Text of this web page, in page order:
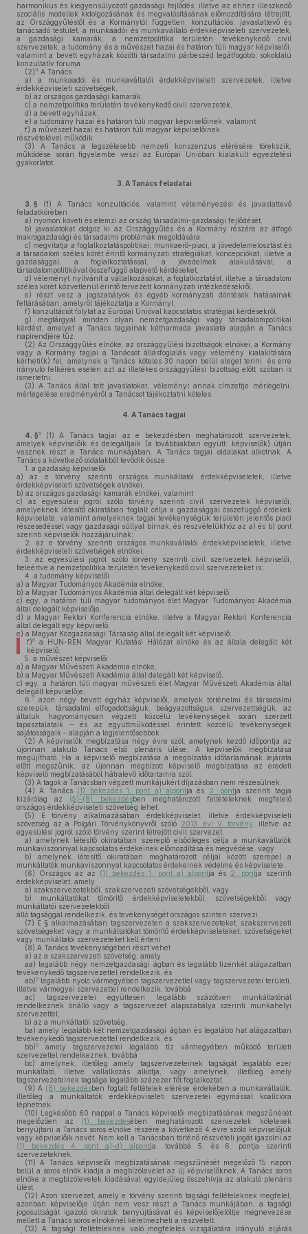
harmonikus és kiegyensúlyozott gazdasági fejlődés, illetve az ehhez illeszkedő
szociális modellek kidolgozásának és megvalósításának előmozdítására létrejött,
az Országgyűléstől és a Kormánytól független, konzultációs, javaslattevő és
tanácsadó testület, a munkaadói és munkavállaló érdekképviseleti szervezetek,
a gazdasági kamarák, a nemzetpolitika területén tevékenykedő civil
szervezetek, a tudomány és a művészet hazai és határon túli magyar képviselői,
valamint a bevett egyházak közötti társadalmi párbeszéd legátfogóbb, sokoldalú
konzultatív fóruma.
(2)4 A Tanács
a) a munkaadói és munkavállalói érdekképviseleti szervezetek, illetve
érdekképviseleti szövetségek,
b) az országos gazdasági kamarák,
c) a nemzetpolitika területén tevékenykedő civil szervezetek,
d) a bevett egyházak,
e) a tudomány hazai és határon túli magyar képviselőinek, valamint
f) a művészet hazai és határon túli magyar képviselőinek
részvételével működik.
(3) A Tanács a legszélesebb nemzeti konszenzus elérésére törekszik,
működése során figyelembe veszi az Európai Unióban kialakult egyeztetési
gyakorlatot.
3. A Tanács feladatai
3. § (1) A Tanács konzultációs, valamint véleményezési és javaslattevő
feladatkörében
a) nyomon követi és elemzi az ország társadalmi-gazdasági fejlődését,
b) javaslatokat dolgoz ki az Országgyűlés és a Kormány részére az átfogó
makrogazdasági és társadalmi problémák megoldására,
c) megvitatja a foglalkoztatáspolitikai, munkaerő-piaci, a jövedelemelosztást és
a társadalom széles körét érintő kormányzati stratégiákat, koncepciókat, illetve a
gazdasággal, a foglalkoztatással, a jövedelmek alakulásával, a
társadalompolitikával összefüggő alapvető kérdéseket,
d) véleményt nyilvánít a vállalkozásokat, a foglalkoztatást, illetve a társadalom
széles körét közvetlenül érintő tervezett kormányzati intézkedésekről,
e) részt vesz a jogszabályok és egyéb kormányzati döntések hatásainak
feltárásában, amelyről tájékoztatja a Kormányt,
f) konzultációt folytat az Európai Unióval kapcsolatos stratégiai kérdésekről,
g) megtárgyal minden olyan nemzetgazdasági vagy társadalompolitikai
kérdést, amelyet a Tanács tagjainak kétharmada javaslata alapján a Tanács
napirendjére tűz.
(2) Az Országgyűlés elnöke, az országgyűlési bizottságok elnökei, a Kormány
vagy a Kormány tagjai a Tanácsot állásfoglalás vagy vélemény kialakítására
kérheti(k) fel, amelynek a Tanács köteles 30 napon belül eleget tenni, és erre
irányuló felkérés esetén azt az illetékes országgyűlési bizottság előtt szóban is
ismertetni.
(3) A Tanács által tett javaslatokat, véleményt annak címzettje mérlegelni,
mérlegelése eredményéről a Tanácsot tájékoztatni köteles.
4. A Tanács tagjai
4. §5 (1) A Tanács tagjai az e bekezdésben meghatározott szervezetek,
amelyek képviselőik és delegáltjaik (a továbbiakban együtt: képviselők) útján
vesznek részt a Tanács munkájában. A Tanács tagjai oldalakat alkotnak. A
Tanács a következő oldalakból tevődik össze:
1. a gazdaság képviselői
a) az e törvény szerinti országos munkáltatói érdekképviseletek, illetve
érdekképviseleti szövetségek elnökei,
b) az országos gazdasági kamarák elnökei, valamint
c) az egyesülési jogról szóló törvény szerinti civil szervezetek képviselői,
amelyeknek létesítő okiratában foglalt célja a gazdasággal összefüggő érdekek
képviselete, valamint amelyeknek tagjai tevékenységük területén jelentős piaci
részesedéssel vagy gazdasági súllyal bírnak, és részvételükhöz az a) és b) pont
szerinti képviselők hozzájárulnak;
2.
az e törvény szerinti országos munkavállalói érdekképviseletek, illetve
érdekképviseleti szövetségek elnökei;
3.
az egyesülési jogról szóló törvény szerinti civil szervezetek képviselői,
beleértve a nemzetpolitika területén tevékenykedő civil szervezeteket is;
4. a tudomány képviselői
a) a Magyar Tudományos Akadémia elnöke,
b) a Magyar Tudományos Akadémia által delegált két képviselő,
c) egy, a határon túli magyar tudományos élet Magyar Tudományos Akadémia
által delegált képviselője,
d) a Magyar Rektori Konferencia elnöke, illetve a Magyar Rektori Konferencia
által delegált egy képviselő,
e) a Magyar Közgazdasági Társaság által delegált két képviselő;
f)6a HUN-REN Magyar Kutatási Hálózat elnöke és az általa delegált két
képviselő;
5. a művészet képviselői
a) a Magyar Művészeti Akadémia elnöke,
b) a Magyar Művészeti Akadémia által delegált két képviselő,
c) egy, a határon túli magyar művészeti élet Magyar Művészeti Akadémia által
delegált képviselője;
6. 7
azon négy bevett egyház képviselői, amelyek történelmi és társadalmi
szerepük, társadalmi elfogadottságuk, beágyazottságuk, szervezettségük, az
általuk hagyományosan végzett közcélú tevékenységek során szerzett
tapasztalataik – és az együttműködéssel érintett közcélú tevékenységek
sajátosságaik – alapján a legjelentősebbek.
(2) A képviselők megbízatása négy évre szól, amelynek kezdő időpontja az
újonnan alakuló Tanács első plenáris ülése. A képviselők megbízatása
megújítható. Ha a képviselő megbízatása a megbízatás időtartamának lejárata
előtt megszűnik, az újonnan megbízott képviselő megbízatása az eredeti
képviselő megbízatásából hátralevő időtartamra szól.
(3) A tagok a Tanácsban végzett munkájukért díjazásban nem részesülnek.
(4) A Tanács (1) bekezdés 1. pont a) alpontja és 2. pontja szerinti tagja
kizárólag az (5)–(8) bekezdésben meghatározott feltételeknek megfelelő
országos érdekképviseleti szövetség lehet.
(5) E törvény alkalmazásában érdekképviselet, illetve érdekképviseleti
szövetség az a Polgári Törvénykönyvről szóló 2013. évi V. törvény , illetve az
egyesülési jogról szóló törvény szerint létrejött civil szervezet,
a) amelynek létesítő okiratában szereplő elsődleges célja a munkavállalók
munkaviszonnyal kapcsolatos érdekeinek előmozdítása és megvédése, vagy
b) amelynek létesítő okiratában meghatározott céljai között szerepel a
munkáltatók munkaviszonnyal kapcsolatos érdekeinek védelme és képviselete.
(6) Országos az az (1) bekezdés 1. pont a) alpontja és 2. pontja szerinti
érdekképviselet, amely
a) szakszervezetekből, szakszervezeti szövetségekből, vagy
b) munkáltatókat tömörítő érdekképviseletekből, szövetségekből vagy
munkáltatói szervezetekből
álló tagsággal rendelkezik, és tevékenységét országos szinten szervezi.
(7) E § alkalmazásában tagszervezeten a szakszervezeteket, szakszervezeti
szövetségeket vagy a munkáltatókat tömörítő érdekképviseleteket, szövetségeket
vagy munkáltatói szervezeteket kell érteni.
(8) A Tanács tevékenységében részt vehet
a) az a szakszervezeti szövetség, amely
aa) legalább négy nemzetgazdasági ágban és legalább tizenkét alágazatban
tevékenykedő tagszervezettel rendelkezik, és
ab)8 legalább nyolc vármegyében tagszervezettel vagy tagszervezetei területi,
illetve vármegyei szervezettel rendelkezik, továbbá
ac) tagszervezetei együttesen legalább százötven munkáltatónál
rendelkeznek önálló vagy a tagszervezet alapszabálya szerinti munkahelyi
szervezettel;
b) az a munkáltatói szövetség,
ba) amely legalább két nemzetgazdasági ágban és legalább hat alágazatban
tevékenykedő tagszervezettel rendelkezik, és
bb)9
amely tagszervezetei legalább tíz vármegyében működő területi
szervezettel rendelkeznek, továbbá
bc) amelynek, illetőleg amely tagszervezeteinek tagságát legalább ezer
munkáltató, illetve vállalkozás alkotja, vagy amelynek, illetőleg amely
tagszervezeteinek tagsága legalább százezer főt foglalkoztat.
(9) A (8) bekezdésben foglalt feltételek elérése érdekében a munkavállalók,
illetőleg a munkáltatók érdekképviseleti szervezetei egymással koalícióra
léphetnek.
(10) Legkésőbb 60 nappal a Tanács képviselői megbízatásának megszűnését
megelőzően az (1) bekezdésében meghatározott szervezetek kötelesek
benyújtani a Tanács soros elnöke részére a következő 4 évre szóló képviselőjük
vagy képviselőik nevét. Nem kell a Tanácsban történő részvételi jogát igazolni az
(1) bekezdés 4. pont a)–d) alpontja, továbbá 5. és 6. pontja szerinti
szervezeteknek.
(11) A Tanács képviselői megbízatásának megszűnését megelőző 15 napon
belül a soros elnök kiadja a megbízólevelet az új képviselőknek. A Tanács soros
elnöke a megbízólevelek kiadásával egyidejűleg összehívja az alakuló plenáris
ülést.
(12) Azon szervezet, amely e törvény szerinti tagsági feltételeknek megfelel,
azonban képviselője útján nem vesz részt a Tanács munkájában, a tagsági
jogosultságát igazoló okiratok benyújtásával és képviselőjelöltje megnevezése
mellett a Tanács soros elnökénél kérelmezheti a részvételt.
(13) A tagsági feltételeknek való megfelelés vizsgálatára irányuló eljárás